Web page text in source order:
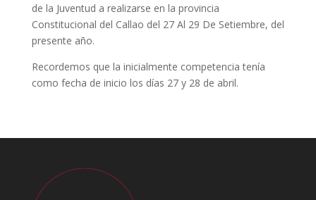
de la Juventud a realizarse en la provincia
Constitucional del Callao del 27 Al 29 De Setiembre, del
presente año.
Recordemos que la inicialmente competencia tenía
como fecha de inicio los días 27 y 28 de abril.